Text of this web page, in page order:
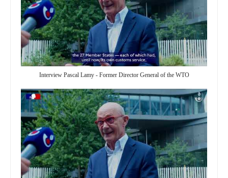
Interview Pascal Lamy - Former Director General of the WTO